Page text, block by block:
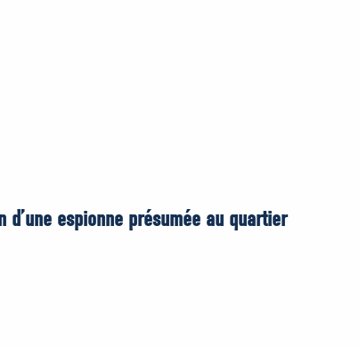
d’une espionne présumée au quartier